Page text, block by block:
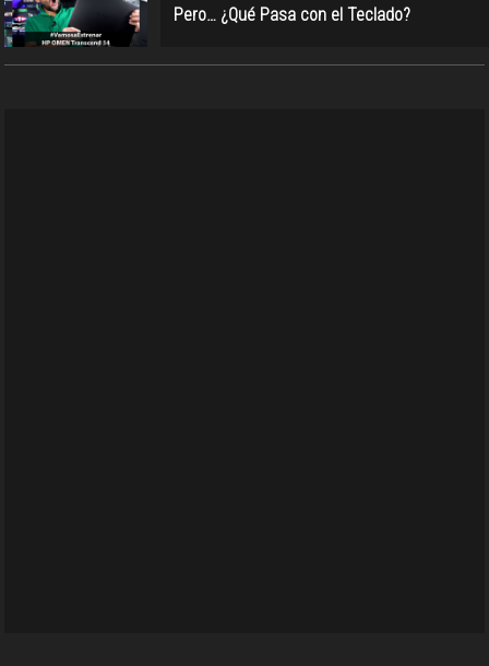
Pero… ¿Qué Pasa con el Teclado?